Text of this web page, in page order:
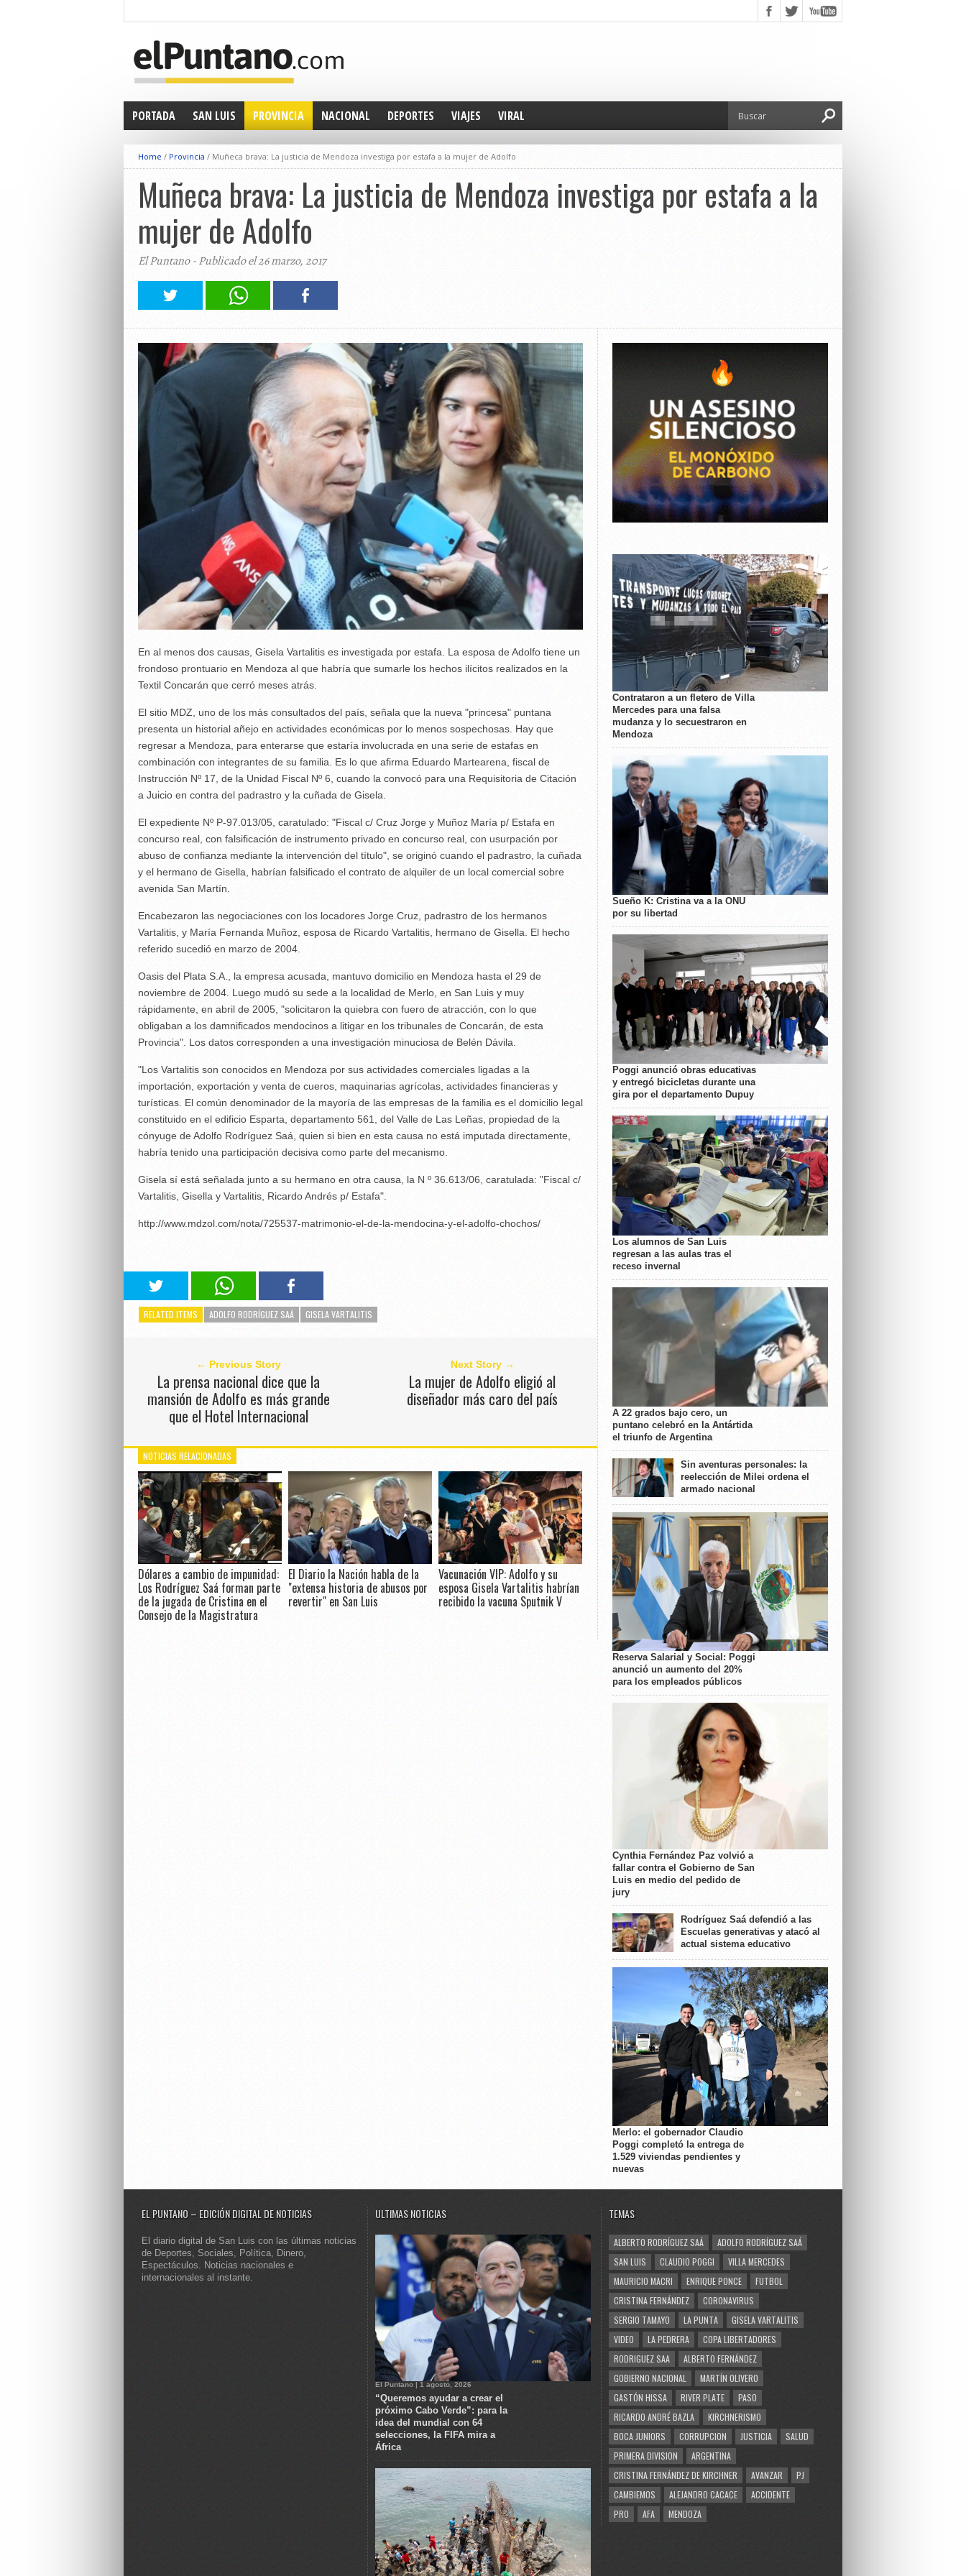
PORTADA SAN LUIS PROVINCIA NACIONAL DEPORTES VIAJES VIRAL
Home / Provincia / Muñeca brava: La justicia de Mendoza investiga por estafa a la mujer de Adolfo
Muñeca brava: La justicia de Mendoza investiga por estafa a la
mujer de Adolfo
El Puntano - Publicado el 26 marzo, 2017
En al menos dos causas, Gisela Vartalitis es investigada por estafa. La esposa de Adolfo tiene un
frondoso prontuario en Mendoza al que habría que sumarle los hechos ilícitos realizados en la
Textil Concarán que cerró meses atrás.
El sitio MDZ, uno de los más consultados del país, señala que la nueva "princesa" puntana
presenta un historial añejo en actividades económicas por lo menos sospechosas. Hay que
regresar a Mendoza, para enterarse que estaría involucrada en una serie de estafas en
combinación con integrantes de su familia. Es lo que afirma Eduardo Martearena, fiscal de
Instrucción Nº 17, de la Unidad Fiscal Nº 6, cuando la convocó para una Requisitoria de Citación
a Juicio en contra del padrastro y la cuñada de Gisela.
El expediente Nº P-97.013/05, caratulado: "Fiscal c/ Cruz Jorge y Muñoz María p/ Estafa en
concurso real, con falsificación de instrumento privado en concurso real, con usurpación por
abuso de confianza mediante la intervención del título", se originó cuando el padrastro, la cuñada
y el hermano de Gisella, habrían falsificado el contrato de alquiler de un local comercial sobre
avenida San Martín.
Encabezaron las negociaciones con los locadores Jorge Cruz, padrastro de los hermanos
Vartalitis, y María Fernanda Muñoz, esposa de Ricardo Vartalitis, hermano de Gisella. El hecho
referido sucedió en marzo de 2004.
Oasis del Plata S.A., la empresa acusada, mantuvo domicilio en Mendoza hasta el 29 de
noviembre de 2004. Luego mudó su sede a la localidad de Merlo, en San Luis y muy
rápidamente, en abril de 2005, "solicitaron la quiebra con fuero de atracción, con lo que
obligaban a los damnificados mendocinos a litigar en los tribunales de Concarán, de esta
Provincia". Los datos corresponden a una investigación minuciosa de Belén Dávila.
"Los Vartalitis son conocidos en Mendoza por sus actividades comerciales ligadas a la
importación, exportación y venta de cueros, maquinarias agrícolas, actividades financieras y
turísticas. El común denominador de la mayoría de las empresas de la familia es el domicilio legal
constituido en el edificio Esparta, departamento 561, del Valle de Las Leñas, propiedad de la
cónyuge de Adolfo Rodríguez Saá, quien si bien en esta causa no está imputada directamente,
habría tenido una participación decisiva como parte del mecanismo.
Gisela sí está señalada junto a su hermano en otra causa, la N º 36.613/06, caratulada: "Fiscal c/
Vartalitis, Gisella y Vartalitis, Ricardo Andrés p/ Estafa".
http://www.mdzol.com/nota/725537-matrimonio-el-de-la-mendocina-y-el-adolfo-chochos/
RELATED ITEMS ADOLFO RODRÍGUEZ SAÁ GISELA VARTALITIS
← Previous Story
La prensa nacional dice que la
mansión de Adolfo es más grande
que el Hotel Internacional
Next Story →
La mujer de Adolfo eligió al
diseñador más caro del país
NOTICIAS RELACIONADAS
Dólares a cambio de impunidad:
Los Rodríguez Saá forman parte
de la jugada de Cristina en el
Consejo de la Magistratura
El Diario la Nación habla de la
"extensa historia de abusos por
revertir" en San Luis
Vacunación VIP: Adolfo y su
esposa Gisela Vartalitis habrían
recibido la vacuna Sputnik V
Contrataron a un fletero de Villa
Mercedes para una falsa
mudanza y lo secuestraron en
Mendoza
Sueño K: Cristina va a la ONU
por su libertad
Poggi anunció obras educativas
y entregó bicicletas durante una
gira por el departamento Dupuy
Los alumnos de San Luis
regresan a las aulas tras el
receso invernal
A 22 grados bajo cero, un
puntano celebró en la Antártida
el triunfo de Argentina
Sin aventuras personales: la
reelección de Milei ordena el
armado nacional
Reserva Salarial y Social: Poggi
anunció un aumento del 20%
para los empleados públicos
Cynthia Fernández Paz volvió a
fallar contra el Gobierno de San
Luis en medio del pedido de
jury
Rodríguez Saá defendió a las
Escuelas generativas y atacó al
actual sistema educativo
Merlo: el gobernador Claudio
Poggi completó la entrega de
1.529 viviendas pendientes y
nuevas
EL PUNTANO – EDICIÓN DIGITAL DE NOTICIAS
El diario digital de San Luis con las últimas noticias
de Deportes, Sociales, Política, Dinero,
Espectáculos. Noticias nacionales e
internacionales al instante.
ULTIMAS NOTICIAS
El Puntano | 1 agosto, 2026
“Queremos ayudar a crear el
próximo Cabo Verde”: para la
idea del mundial con 64
selecciones, la FIFA mira a
África
TEMAS
ALBERTO RODRÍGUEZ SAÁ
ADOLFO RODRÍGUEZ SAÁ
SAN LUIS
CLAUDIO POGGI
VILLA MERCEDES
MAURICIO MACRI
ENRIQUE PONCE
FUTBOL
CRISTINA FERNÁNDEZ
CORONAVIRUS
SERGIO TAMAYO
LA PUNTA
GISELA VARTALITIS
VIDEO
LA PEDRERA
COPA LIBERTADORES
RODRIGUEZ SAA
ALBERTO FERNÁNDEZ
GOBIERNO NACIONAL
MARTÍN OLIVERO
GASTÓN HISSA
RIVER PLATE
PASO
RICARDO ANDRÉ BAZLA
KIRCHNERISMO
BOCA JUNIORS
CORRUPCION JUSTICIA
SALUD
PRIMERA DIVISION
ARGENTINA
CRISTINA FERNÁNDEZ DE KIRCHNER
AVANZAR
PJ
CAMBIEMOS
ALEJANDRO CACACE
ACCIDENTE
PRO
AFA MENDOZA